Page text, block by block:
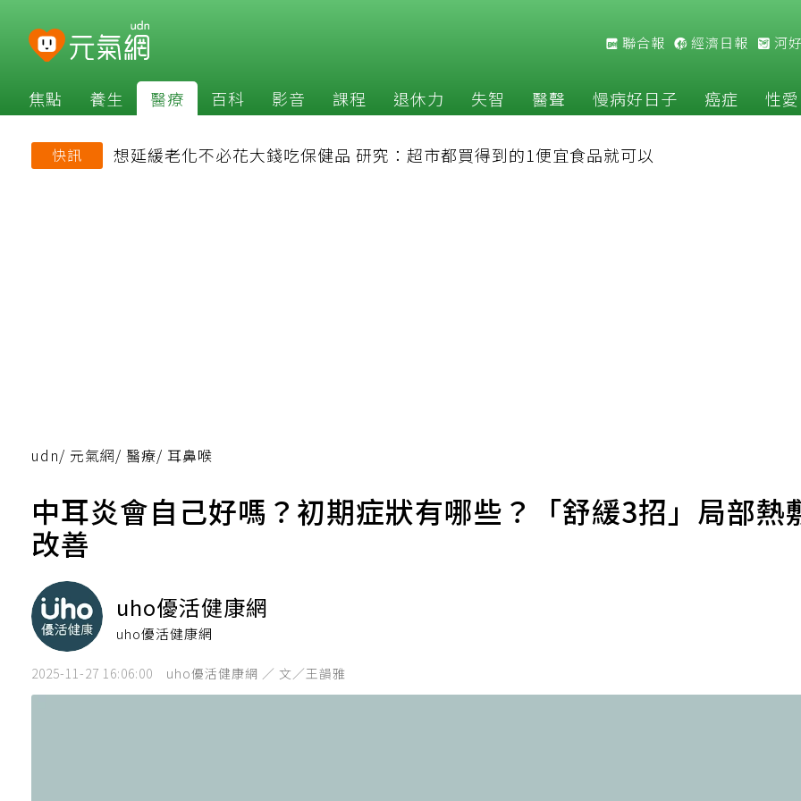
聯合報 經濟日報 河
焦點 養生 醫療 百科 影音 課程 退休力 失智 醫聲 慢病好日子 癌症 性愛
快訊 想延緩老化不必花大錢吃保健品 研究：超市都買得到的1便宜食品就可以
udn/ 元氣網/ 醫療/ 耳鼻喉
中耳炎會自己好嗎？初期症狀有哪些？「舒緩3招」局部熱
改善
uho優活健康網
uho優活健康網
2025-11-27 16:06:00 uho優活健康網 ／ 文／王韻雅